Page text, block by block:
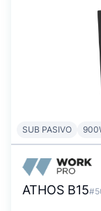
SUB PASIVO
ATHOS B15